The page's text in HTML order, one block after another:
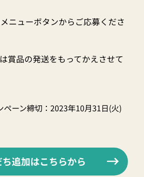
ニューボタンからご応募くださ
賞品の発送をもってかえさせて
ペーン締切：2023年10月31日(火)
追加はこちらから